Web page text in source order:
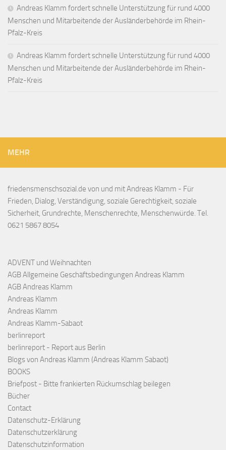
Andreas Klamm fordert schnelle Unterstützung für rund 4000
Menschen und Mitarbeitende der Ausländerbehörde im Rhein-
Pfalz-Kreis
Andreas Klamm fordert schnelle Unterstützung für rund 4000
Menschen und Mitarbeitende der Ausländerbehörde im Rhein-
Pfalz-Kreis
MEHR
friedensmenschsozial.de von und mit Andreas Klamm - Für
Frieden, Dialog, Verständigung, soziale Gerechtigkeit, soziale
Sicherheit, Grundrechte, Menschenrechte, Menschenwürde. Tel.
0621 5867 8054
ADVENT und Weihnachten
AGB Allgemeine Geschäftsbedingungen Andreas Klamm
AGB Andreas Klamm
Andreas Klamm
Andreas Klamm
Andreas Klamm-Sabaot
berlinreport
berlinreport - Report aus Berlin
Blogs von Andreas Klamm (Andreas Klamm Sabaot)
BOOKS
Briefpost - Bitte frankierten Rückumschlag beilegen
Bücher
Contact
Datenschutz-Erklärung
Datenschutzerklärung
Datenschutzinformation